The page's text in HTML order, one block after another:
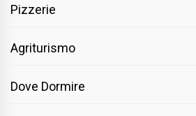
Pizzerie
Agriturismo
Dove Dormire